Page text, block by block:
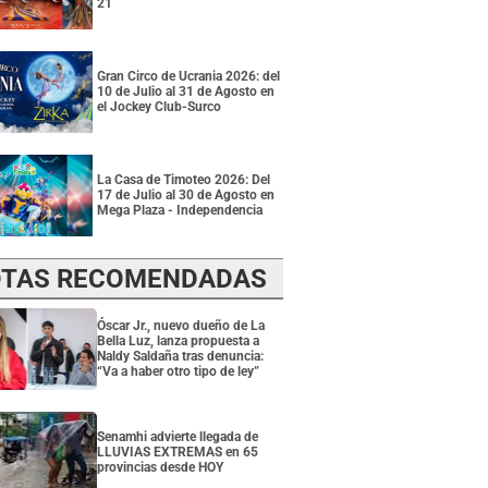
21
Gran Circo de Ucrania 2026: del
10 de Julio al 31 de Agosto en
el Jockey Club-Surco
La Casa de Timoteo 2026: Del
17 de Julio al 30 de Agosto en
Mega Plaza - Independencia
RECOMENDADAS
Óscar Jr., nuevo dueño de La
Bella Luz, lanza propuesta a
Naldy Saldaña tras denuncia:
“Va a haber otro tipo de ley”
Senamhi advierte llegada de
LLUVIAS EXTREMAS en 65
provincias desde HOY